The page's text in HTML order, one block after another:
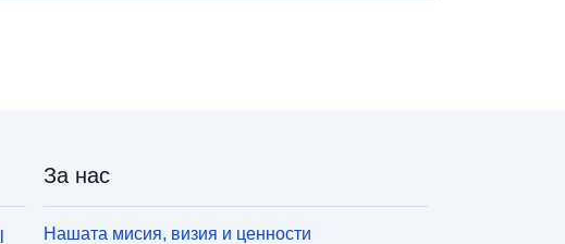
За нас
Нашата мисия, визия и ценности